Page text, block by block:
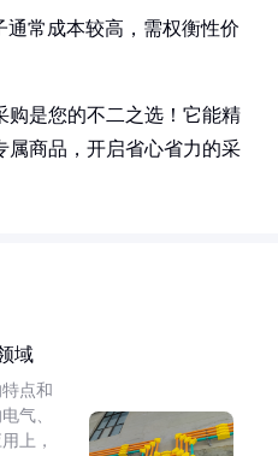
通常成本较高，需权衡性价
购是您的不二之选！它能精
属商品，开启省心省力的采
域
点和
气、
上，